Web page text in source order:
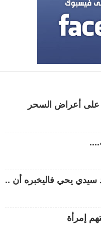
أعراض السحر
سيدي يحي فاليخبره أن ..